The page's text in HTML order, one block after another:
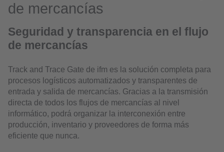
de mercancías
Seguridad y transparencia en el flujo
de mercancías
Track and Trace Gate de ifm es la solución completa para
procesos logísticos automatizados y transparentes de
entrada y salida de mercancías. Gracias a la transmisión
directa de todos los flujos de mercancías al nivel
informático, podrá organizar la interconexión entre
producción, inventario y proveedores de forma más
eficiente que nunca.